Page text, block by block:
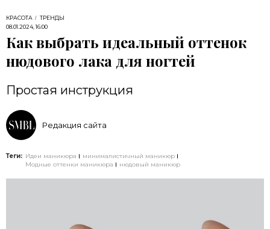
КРАСОТА
ТРЕНДЫ
08.01.2024, 16:00
Как выбрать идеальный оттенок
нюдового лака для ногтей
Простая инструкция
Редакция сайта
Теги: Идеи маникюра
минималистичный маникюр
Модные оттенки маникюра
нюдовый маникюр